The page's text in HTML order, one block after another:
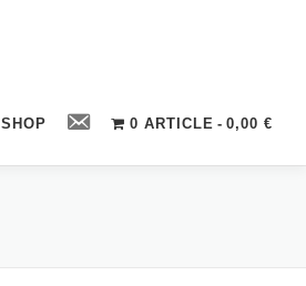
SHOP Contact0 ARTICLE 0,00 €